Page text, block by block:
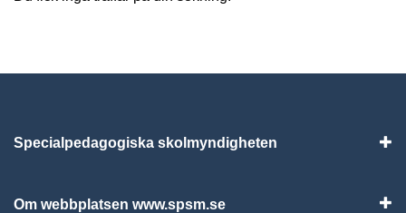
Specialpedagogiska skolmyndigheten
Om webbplatsen www.spsm.se